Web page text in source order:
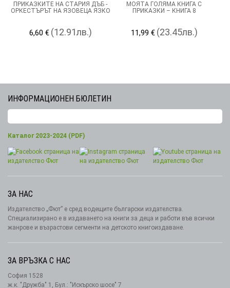
ПРИКАЗКИТЕ НА СТАРИЯ ДЪБ -
ОРКЕСТЪРЪТ НА ЯЗОВЕЦА ЯЗКО
6,60 € (12.91лв.)
МОЯТА ГОЛЯМА КНИГА С
ПРИКАЗКИ – КНИГА 8
11,99 € (23.45лв.)
ИНФОРМАЦИОНЕН БЮЛЕТИН
Каталог 2023-2024 (PDF)
ЗА НАС
Издателство „Фют” е сред водещите български издателства.
Специализирано е в издаването на книги за деца и работи във всички
жанрове и възрастови сегменти на детското книгоиздаване.
ЗА ВРЪЗКА С НАС
София 1528
ж.к. "Дружба" 1, Бул.: "Искърско шосе" 7